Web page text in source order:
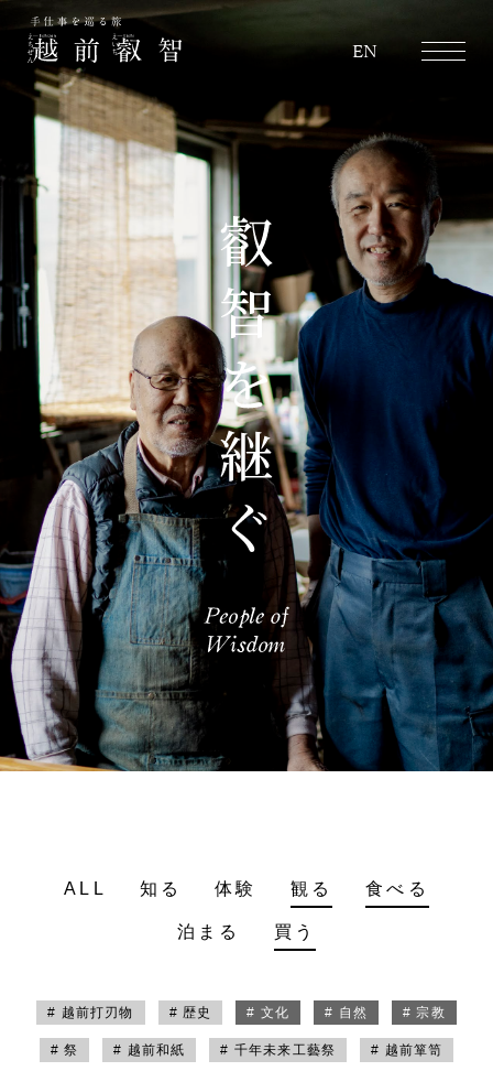
EN
ALL 知る 体験 観る 食べる
泊まる 買う
# 越前打刃物 # 歴史 # 文化 # 自然 # 宗教
# 祭 # 越前和紙 # 千年未来工藝祭 # 越前箪笥